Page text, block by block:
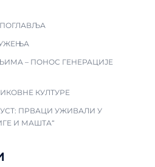
– ПОНОС ГЕНЕРАЦИЈЕ
КУЛТУРЕ
ПРВАЦИ УЖИВАЛИ У
И МАШТА“